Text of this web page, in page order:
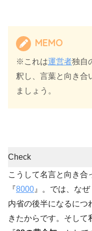
MEMO
※これは運営者独自
釈し、言葉と向き合
ましょう。
Check
こうして名言と向き合
『8000 』。では、な
内省の後半になるにつ
きたからです。そして